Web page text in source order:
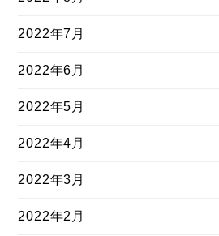
2022年7月
2022年6月
2022年5月
2022年4月
2022年3月
2022年2月